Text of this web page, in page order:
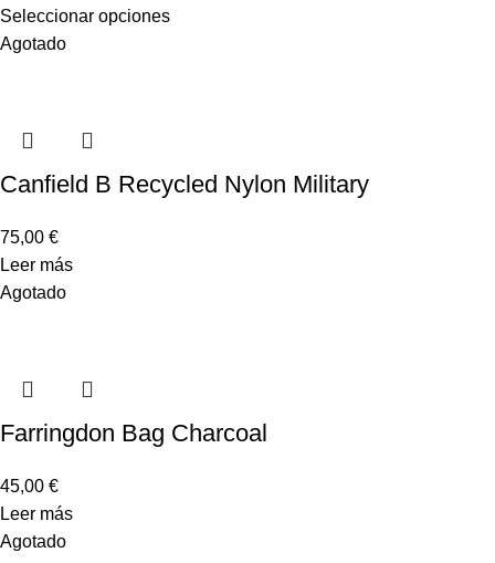
Seleccionar opciones
Agotado
Canfield B Recycled Nylon Military
75,00 €
Leer más
Agotado
Farringdon Bag Charcoal
45,00 €
Leer más
Agotado